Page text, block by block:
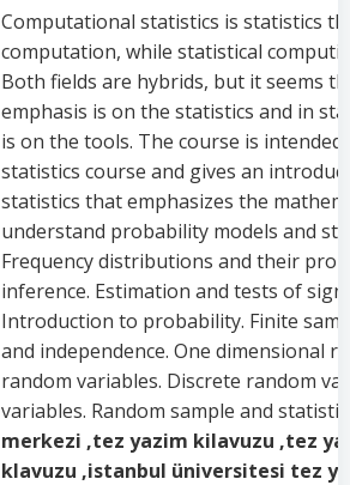
Computational statistics is statistics
computation, while statistical
Both fields are hybrids, but it seems
emphasis is on the statistics and in
is on the tools. The course is
statistics course and gives an
statistics that emphasizes the
understand probability models and
Frequency distributions and their
inference. Estimation and tests of
Introduction to probability. Finite
and independence. One dimensional
random variables. Discrete random
variables. Random sample and
merkezi ,tez yazim kilavuzu ,tez
klavuzu ,istanbul üniversitesi tez